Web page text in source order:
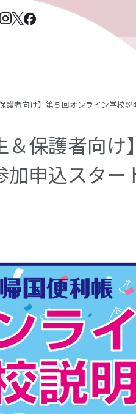
護者向け】第５回オンライン学校説
＆保護者向
加申込スター